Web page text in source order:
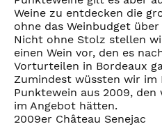
Weine zu entdecken die
ohne das Weinbudget
Nicht ohne Stolz stellen
einen Wein vor, den es
Vorturteilen in Bordeaux
Zumindest wüssten wir im
Punktewein aus 2009,
im Angebot hätten.
2009er Château Senejac